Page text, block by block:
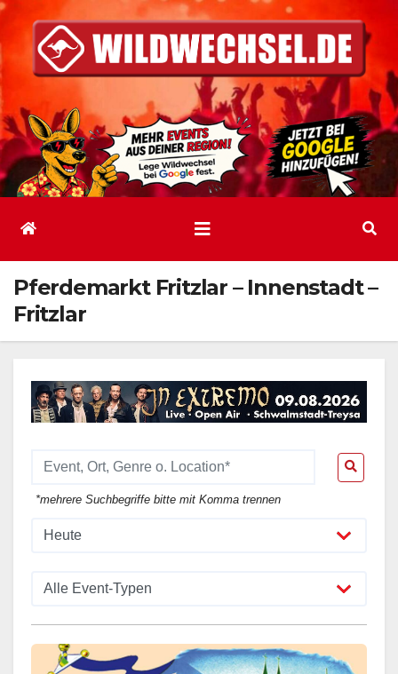
Inhalt
springen
Pferdemarkt Fritzlar – Innenstadt –
Fritzlar
*mehrere Suchbegriffe bitte mit Komma trennen